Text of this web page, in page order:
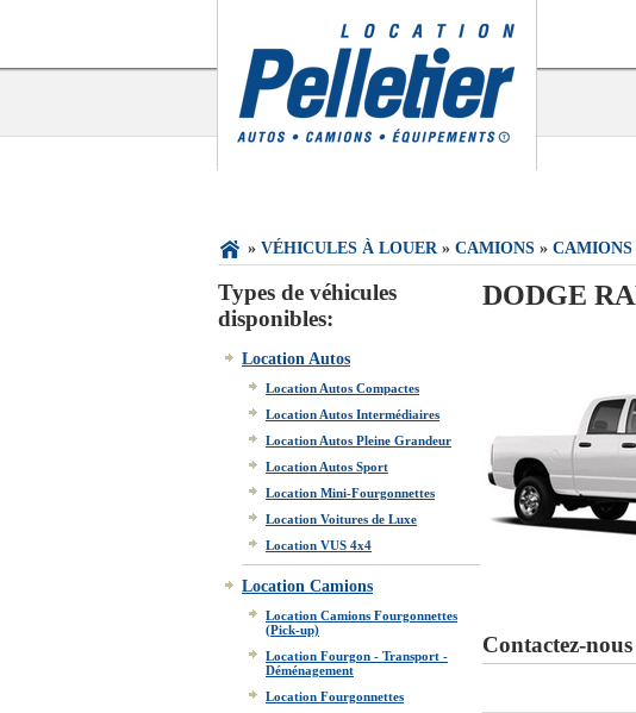
» VÉHICULES À LOUER» CAMIONS » CAMIONS
Types de véhicules
disponibles:
Location Autos
Location Autos Compactes
Location Autos Intermédiaires
Location Autos Pleine Grandeur
Location Autos Sport
Location Mini-Fourgonnettes
Location Voitures de Luxe
Location VUS 4x4
Location Camions
Location Camions Fourgonnettes
(Pick-up)
Location Fourgon - Transport -
Déménagement
Location Fourgonnettes
DODGE
Contactez-